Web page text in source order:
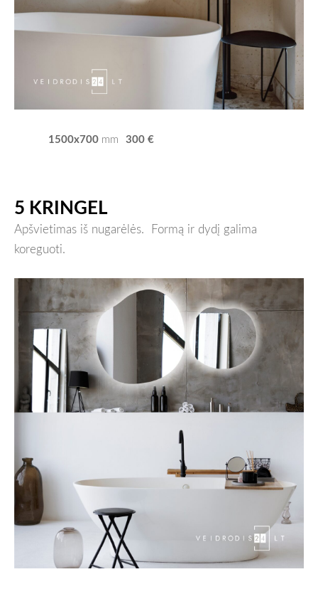
1500x700 mm 300 €
5 KRINGEL
Apšvietimas iš nugarėlės. Formą ir dydį galima
koreguoti.